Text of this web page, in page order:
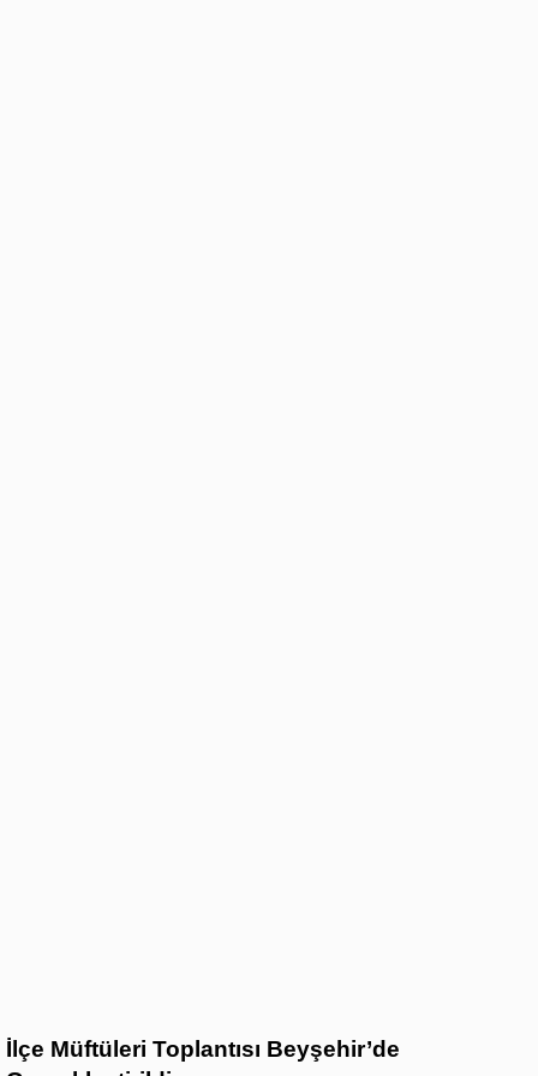
İlçe Müftüleri Toplantısı Beyşehir’de